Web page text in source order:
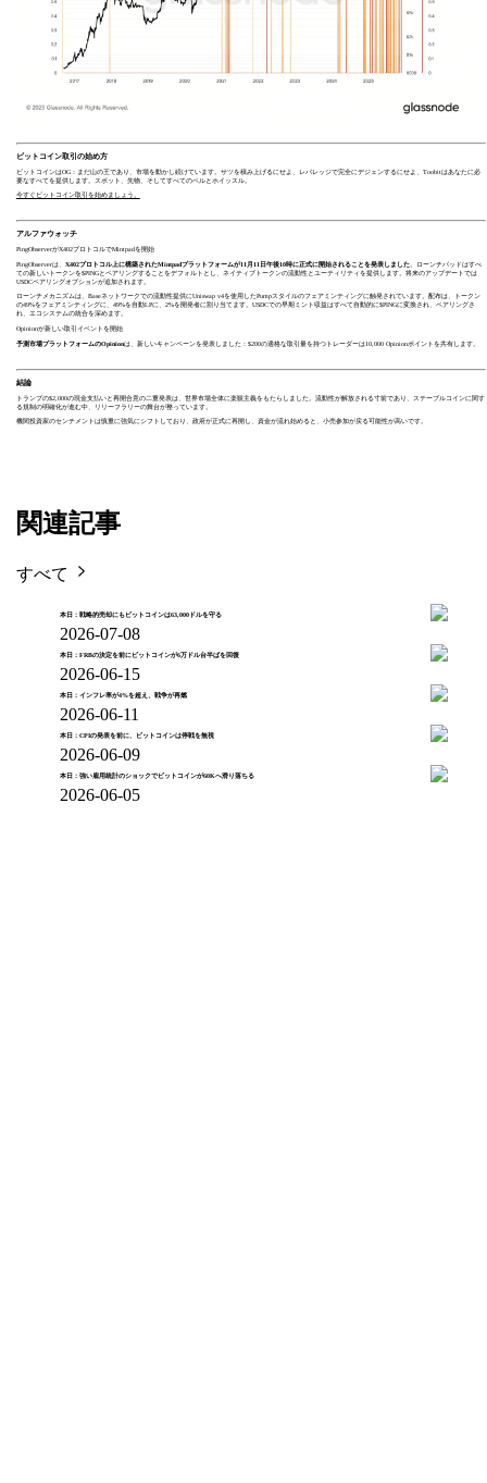
ビットコイン取引の始め方
ビットコインはOG：まだ山の王であり、市場を動かし続けています。サツを積み上げるにせよ、レバレッジで完全にデジェンするにせよ、Toobitはあなたに必
要なすべてを提供します。スポット、先物、そしてすべてのベルとホイッスル。
今すぐビットコイン取引を始めましょう。
アルファウォッチ
PingObserverがX402プロトコルでMintpadを開始
PingObserverは、 X402プロトコル上に構築されたMintpadプラットフォームが11月11日午後10時に正式に開始されることを発表しました。ローンチパッドはすべ
ての新しいトークンを$PINGとペアリングすることをデフォルトとし、ネイティブトークンの流動性とユーティリティを提供します。将来のアップデートでは
USDCペアリングオプションが追加されます。
ローンチメカニズムは、Baseネットワークでの流動性提供にUniswap v4を使用したPumpスタイルのフェアミンティングに触発されています。配布は、トークン
の49%をフェアミンティングに、49%を自動LPに、2%を開発者に割り当てます。USDCでの早期ミント収益はすべて自動的に$PINGに変換され、ペアリングさ
れ、エコシステムの統合を深めます。
Opinionが新しい取引イベントを開始
予測市場プラットフォームのOpinionは、新しいキャンペーンを発表しました：$200の適格な取引量を持つトレーダーは10,000 Opinionポイントを共有します。
結論
トランプの$2,000の現金支払いと再開合意の二重発表は、世界市場全体に楽観主義をもたらしました。流動性が解放される寸前であり、ステーブルコインに関す
る規制の明確化が進む中、リリーフラリーの舞台が整っています。
機関投資家のセンチメントは慎重に強気にシフトしており、政府が正式に再開し、資金が流れ始めると、小売参加が戻る可能性が高いです。
関連記事
すべて
本日：戦略的売却にもビットコインは63,000ドルを守る
2026-07-08
本日：FRBの決定を前にビットコインが6万ドル台半ばを回復
2026-06-15
本日：インフレ率が4%を超え、戦争が再燃
2026-06-11
本日：CPIの発表を前に、ビットコインは停戦を無視
2026-06-09
本日：強い雇用統計のショックでビットコインが60Kへ滑り落ちる
2026-06-05